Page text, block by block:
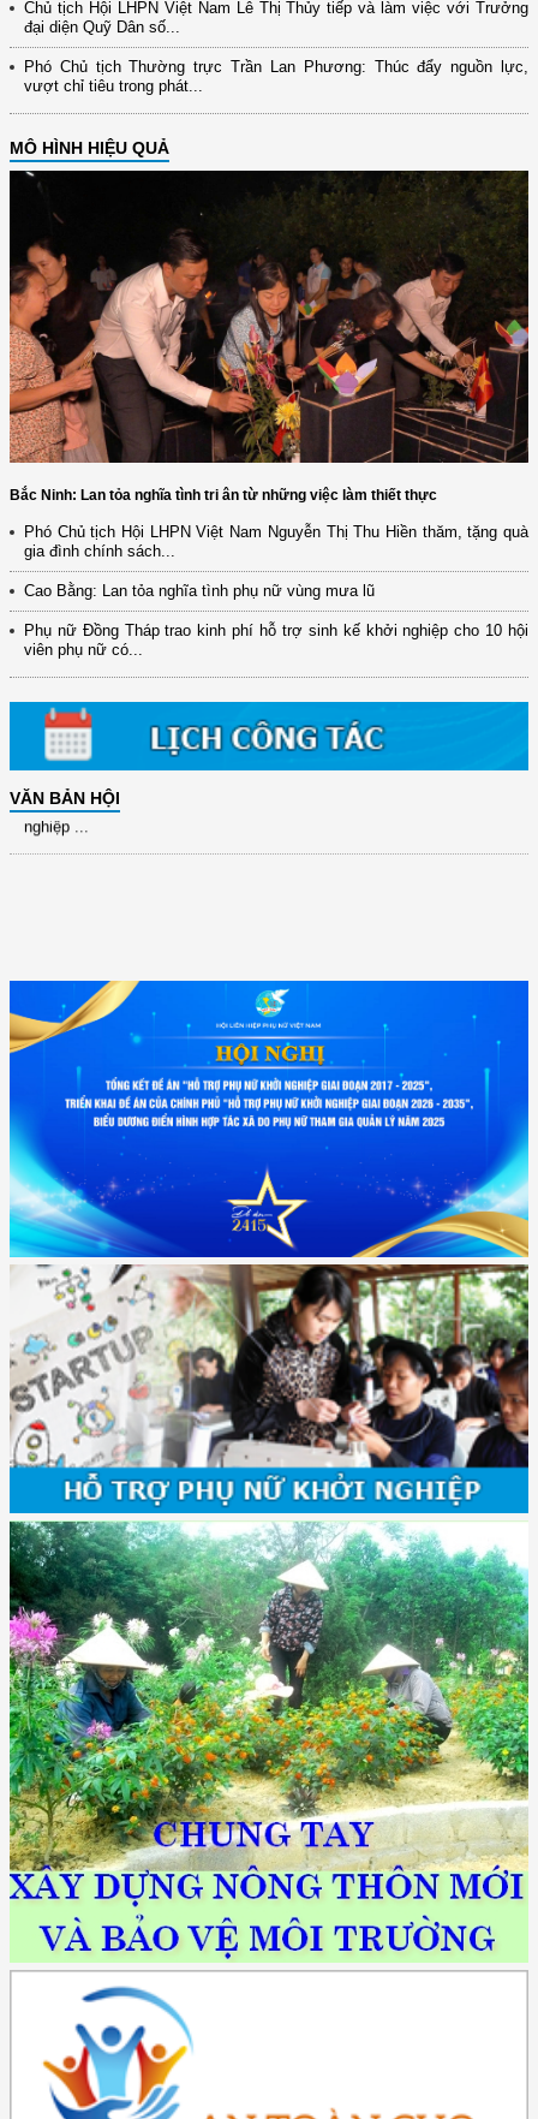
Chủ tịch Hội LHPN Việt Nam Lê Thị Thủy tiếp và làm việc với Trưởng
đại diện Quỹ Dân số...
Phó Chủ tịch Thường trực Trần Lan Phương: Thúc đẩy nguồn lực,
vượt chỉ tiêu trong phát...
MÔ HÌNH HIỆU QUẢ
Bắc Ninh: Lan tỏa nghĩa tình tri ân từ những việc làm thiết thực
Phó Chủ tịch Hội LHPN Việt Nam Nguyễn Thị Thu Hiền thăm, tặng quà
gia đình chính sách...
Cao Bằng: Lan tỏa nghĩa tình phụ nữ vùng mưa lũ
Phụ nữ Đồng Tháp trao kinh phí hỗ trợ sinh kế khởi nghiệp cho 10 hội
viên phụ nữ có...
VĂN BẢN HỘI
(12/TB-HĐKH) V/v đăng ký, đề xuất nhiệm vụ Khoa học, công nghệ và
đổi mới ...
(898/KH/ĐCT) Kế hoạch thực hiện Quyết định số 2415/QĐ-TTg ngày
31/10/2025 ...
(891/KH-ĐCT) Kế hoạch thực hiện Nghị quyết số 72-NQ/TW ngày
9/9/2025 của Bộ ...
(2415/QĐ-TTg) Quyết định về việc phê duyệt Đề án Hỗ trợ Phụ nữ khởi
nghiệp ...